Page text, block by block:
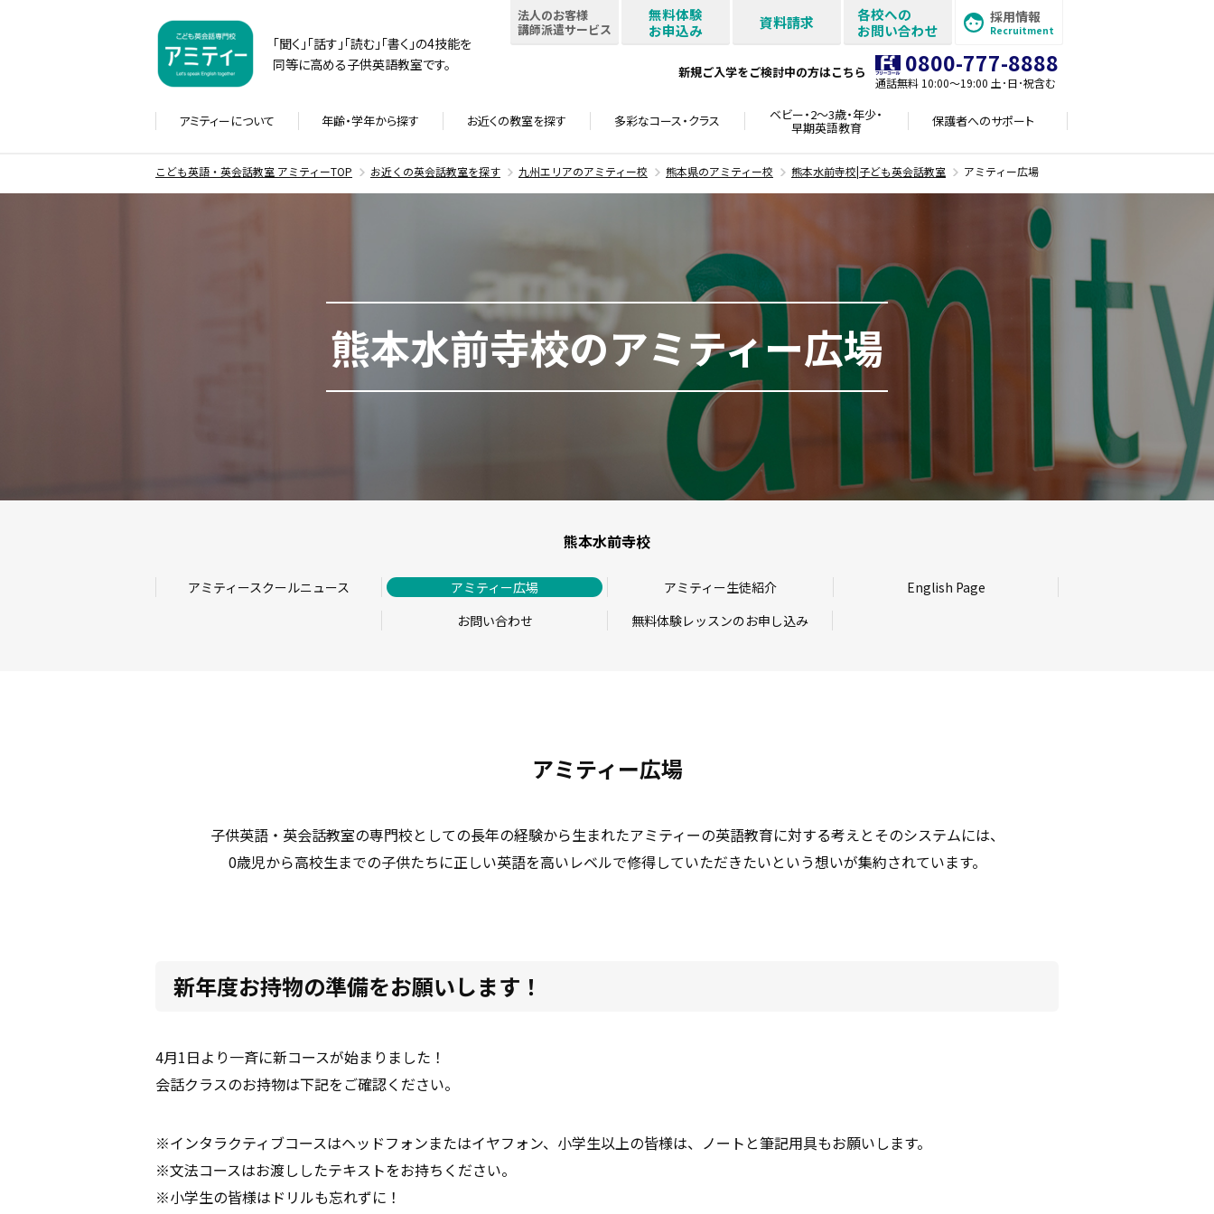
「聞く」「話す」「読む」「書く」の4技能を
同等に高める子供英語教室です。
法人のお客様
講師派遣サービス
無料体験
お申込み
資料請求
各校への
お問い合わせ
採用情報
Recruitment
新規ご入学をご検討中の方はこちら 0800-777-8888
通話無料 10:00〜19:00 土･日･祝含む
アミティーについて 年齢・学年から探す お近くの教室を探す 多彩なコース・クラス ベビー・2～3歳・年少・
早期英語教育 保護者へのサポート
こども英語・英会話教室 アミティーTOP お近くの英会話教室を探す 九州エリアのアミティー校 熊本県のアミティー校 熊本水前寺校|子ども英会話教室 アミティー広場
熊本水前寺校のアミティー広場
熊本水前寺校
アミティースクールニュース アミティー広場 アミティー生徒紹介
English Page
お問い合わせ
無料体験レッスンのお申し込み
アミティー広場
子供英語・英会話教室の専門校としての長年の経験から生まれたアミティーの英語教育に対する考えとそのシステムには、
0歳児から高校生までの子供たちに正しい英語を高いレベルで修得していただきたいという想いが集約されています。
新年度お持物の準備をお願いします！
4月1日より一斉に新コースが始まりました！
会話クラスのお持物は下記をご確認ください。
※インタラクティブコースはヘッドフォンまたはイヤフォン、小学生以上の皆様は、ノートと筆記用具もお願いします。
※文法コースはお渡ししたテキストをお持ちください。
※小学生の皆様はドリルも忘れずに！